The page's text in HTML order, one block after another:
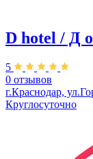
D hotel / Д
5
0 отзывов
​г.Краснодар,
Круглосуточно